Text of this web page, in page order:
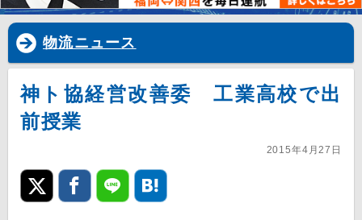
物流ニュース
神ト協経営改善委 工業高校で出
前授業
2015年4月27日